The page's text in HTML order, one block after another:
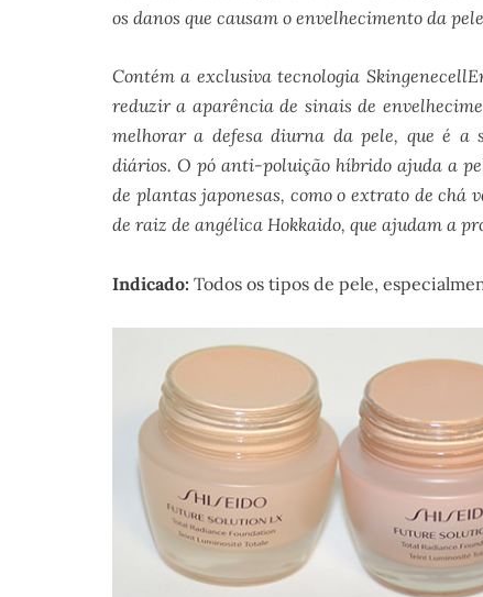
os danos que causam o envelhecimento da
Contém a exclusiva tecnologia
reduzir a aparência de sinais de
melhorar a defesa diurna da pele, que é a
diários. O pó anti-poluição híbrido ajuda a
de plantas japonesas, como o extrato de chá
de raiz de angélica Hokkaido, que ajudam a
Indicado: Todos os tipos de pele,